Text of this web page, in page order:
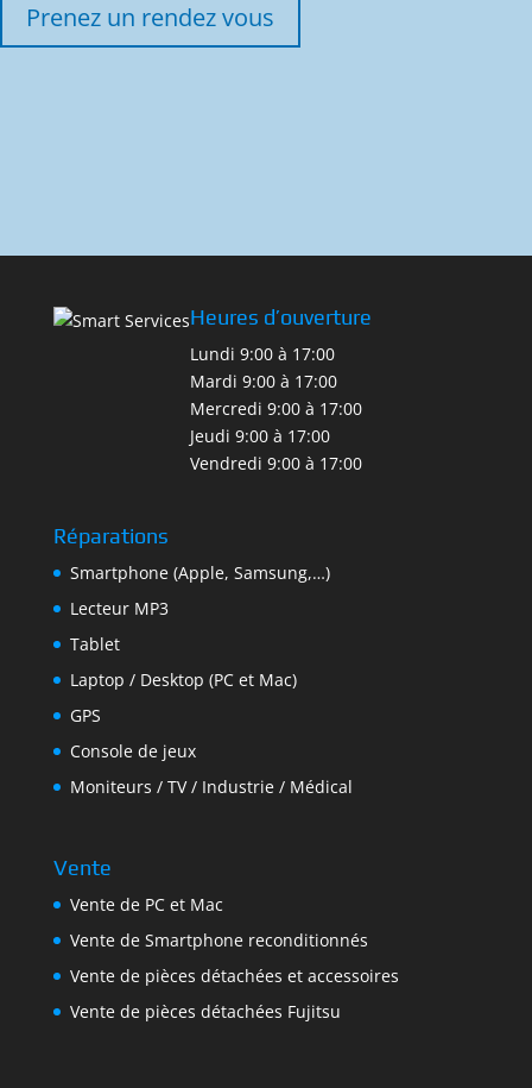
Prenez un rendez vous
Heures d’ouverture
Lundi 9:00 à 17:00
Mardi 9:00 à 17:00
Mercredi 9:00 à 17:00
Jeudi 9:00 à 17:00
Vendredi 9:00 à 17:00
Réparations
Smartphone (Apple, Samsung,…)
Lecteur MP3
Tablet
Laptop / Desktop (PC et Mac)
GPS
Console de jeux
Moniteurs / TV / Industrie / Médical
Vente
Vente de PC et Mac
Vente de Smartphone reconditionnés
Vente de pièces détachées et accessoires
Vente de pièces détachées Fujitsu